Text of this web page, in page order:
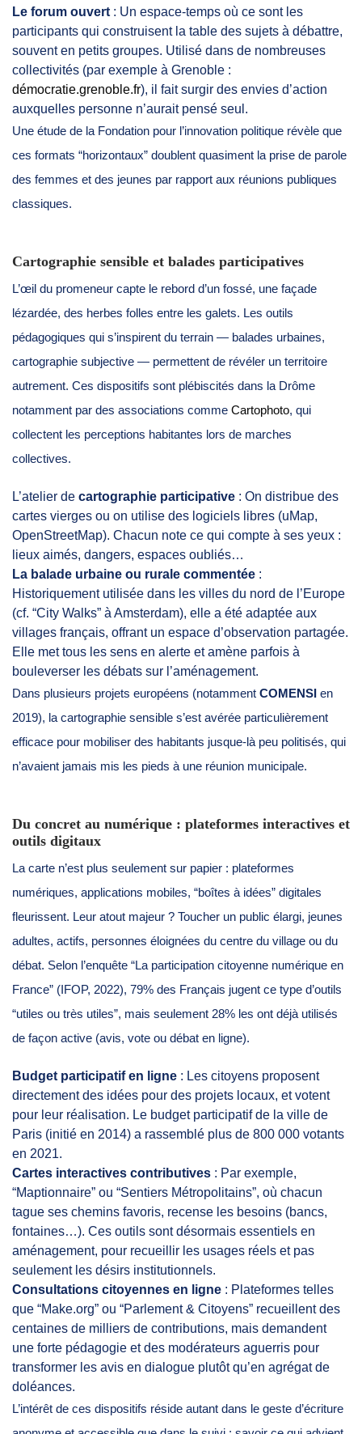
Le forum ouvert : Un espace-temps où ce sont les
participants qui construisent la table des sujets à débattre,
souvent en petits groupes. Utilisé dans de nombreuses
collectivités (par exemple à Grenoble :
démocratie.grenoble.fr), il fait surgir des envies d’action
auxquelles personne n’aurait pensé seul.
Une étude de la Fondation pour l’innovation politique révèle que
ces formats “horizontaux” doublent quasiment la prise de parole
des femmes et des jeunes par rapport aux réunions publiques
classiques.
Cartographie sensible et balades participatives
L’œil du promeneur capte le rebord d’un fossé, une façade
lézardée, des herbes folles entre les galets. Les outils
pédagogiques qui s’inspirent du terrain — balades urbaines,
cartographie subjective — permettent de révéler un territoire
autrement. Ces dispositifs sont plébiscités dans la Drôme
notamment par des associations comme Cartophoto, qui
collectent les perceptions habitantes lors de marches
collectives.
L’atelier de cartographie participative : On distribue des
cartes vierges ou on utilise des logiciels libres (uMap,
OpenStreetMap). Chacun note ce qui compte à ses yeux :
lieux aimés, dangers, espaces oubliés…
La balade urbaine ou rurale commentée :
Historiquement utilisée dans les villes du nord de l’Europe
(cf. “City Walks” à Amsterdam), elle a été adaptée aux
villages français, offrant un espace d’observation partagée.
Elle met tous les sens en alerte et amène parfois à
bouleverser les débats sur l’aménagement.
Dans plusieurs projets européens (notamment COMENSI en
2019), la cartographie sensible s’est avérée particulièrement
efficace pour mobiliser des habitants jusque-là peu politisés, qui
n’avaient jamais mis les pieds à une réunion municipale.
Du concret au numérique : plateformes interactives et
outils digitaux
La carte n’est plus seulement sur papier : plateformes
numériques, applications mobiles, “boîtes à idées” digitales
fleurissent. Leur atout majeur ? Toucher un public élargi, jeunes
adultes, actifs, personnes éloignées du centre du village ou du
débat. Selon l’enquête “La participation citoyenne numérique en
France” (IFOP, 2022), 79% des Français jugent ce type d’outils
“utiles ou très utiles”, mais seulement 28% les ont déjà utilisés
de façon active (avis, vote ou débat en ligne).
Budget participatif en ligne : Les citoyens proposent
directement des idées pour des projets locaux, et votent
pour leur réalisation. Le budget participatif de la ville de
Paris (initié en 2014) a rassemblé plus de 800 000 votants
en 2021.
Cartes interactives contributives : Par exemple,
“Maptionnaire” ou “Sentiers Métropolitains”, où chacun
tague ses chemins favoris, recense les besoins (bancs,
fontaines…). Ces outils sont désormais essentiels en
aménagement, pour recueillir les usages réels et pas
seulement les désirs institutionnels.
Consultations citoyennes en ligne : Plateformes telles
que “Make.org” ou “Parlement & Citoyens” recueillent des
centaines de milliers de contributions, mais demandent
une forte pédagogie et des modérateurs aguerris pour
transformer les avis en dialogue plutôt qu’en agrégat de
doléances.
L’intérêt de ces dispositifs réside autant dans le geste d’écriture